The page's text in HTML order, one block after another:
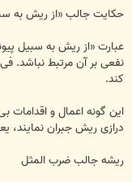
ت
حکایت جالب «از ریش به
عبارت «از ریش به سبیل
نفعی بر آن مرتبط نباشد.
کند.
این گونه اعمال و اقدامات
درازی ریش جبران نمایند،
ریشه جالب ضرب المثل